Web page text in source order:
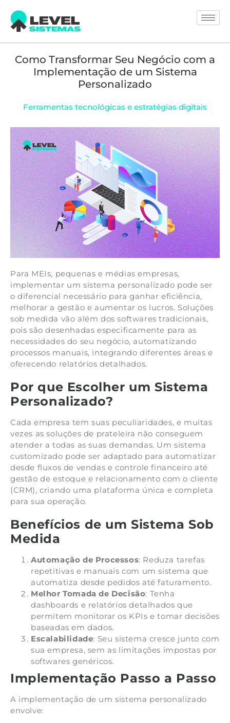
Como Transformar Seu Negócio com a
Implementação de um Sistema
Personalizado
Ferramentas tecnológicas e estratégias digitais
Para MEIs, pequenas e médias empresas,
implementar um sistema personalizado pode ser
o diferencial necessário para ganhar eficiência,
melhorar a gestão e aumentar os lucros. Soluções
sob medida vão além dos softwares tradicionais,
pois são desenhadas especificamente para as
necessidades do seu negócio, automatizando
processos manuais, integrando diferentes áreas e
oferecendo relatórios detalhados.
Por que Escolher um Sistema
Personalizado?
Cada empresa tem suas peculiaridades, e muitas
vezes as soluções de prateleira não conseguem
atender a todas as suas demandas. Um sistema
customizado pode ser adaptado para automatizar
desde fluxos de vendas e controle financeiro até
gestão de estoque e relacionamento com o cliente
(CRM), criando uma plataforma única e completa
para sua operação.
Benefícios de um Sistema Sob
Medida
Automação de Processos: Reduza tarefas
repetitivas e manuais com um sistema que
automatiza desde pedidos até faturamento.
Melhor Tomada de Decisão: Tenha
dashboards e relatórios detalhados que
permitem monitorar os KPIs e tomar decisões
baseadas em dados.
Escalabilidade: Seu sistema cresce junto com
sua empresa, sem as limitações impostas por
softwares genéricos.
Implementação Passo a Passo
A implementação de um sistema personalizado
envolve: